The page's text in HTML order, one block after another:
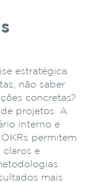
estratégica
não saber
concretas?
projetos. A
interno e
permitem
claros e
mais